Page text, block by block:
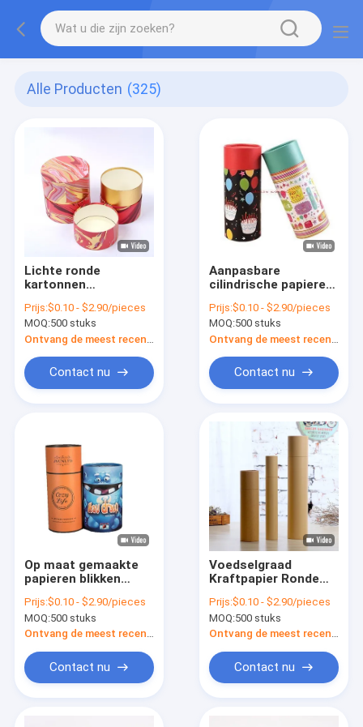
Alle Producten (325)
Lichte ronde
kartonnen
Papiercilinderverpakking
voor koekjes
Chocolade snoepjes
Prijs:$0.10 - $2.90/pieces
MOQ:500 stuks
Contact nu
Aanpasbare
cilindrische papieren
Karton Ronde
cadeaubon met
deksel
Prijs:$0.10 - $2.90/pieces
MOQ:500 stuks
Contact nu
Op maat gemaakte
papieren blikken
Recyclebare Kraft /
Karton Ronde vorm
cadeaubon
Prijs:$0.10 - $2.90/pieces
MOQ:500 stuks
Contact nu
Voedselgraad
Kraftpapier Ronde
Koffie Bloem
Geschenkverpakking
Aanpasbaar
Prijs:$0.10 - $2.90/pieces
MOQ:500 stuks
Contact nu